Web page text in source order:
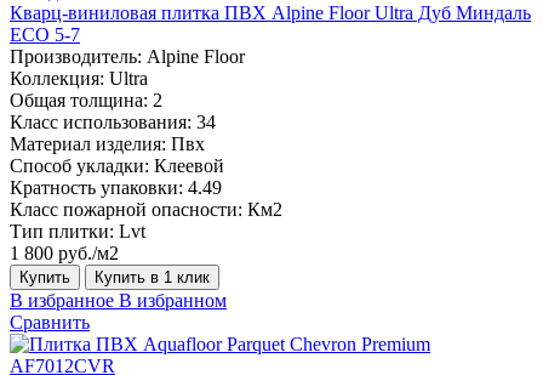
Кварц-виниловая плитка ПВХ Alpine Floor Ultra Дуб Миндаль
ECO 5-7
Производитель: Alpine Floor
Коллекция: Ultra
Общая толщина: 2
Класс использования: 34
Материал изделия: Пвх
Способ укладки: Клеевой
Кратность упаковки: 4.49
Класс пожарной опасности: Км2
Тип плитки: Lvt
1 800 руб./м2
Купить Купить в 1 клик
В избранное В избранном
Сравнить